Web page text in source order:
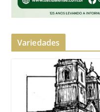
Variedades